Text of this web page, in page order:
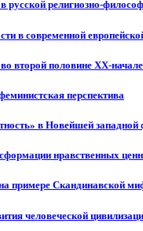
русской религиозно-
в современной
второй половине XX-
перспектива
в Новейшей
нравственных
примере Скандинавской
человеческой